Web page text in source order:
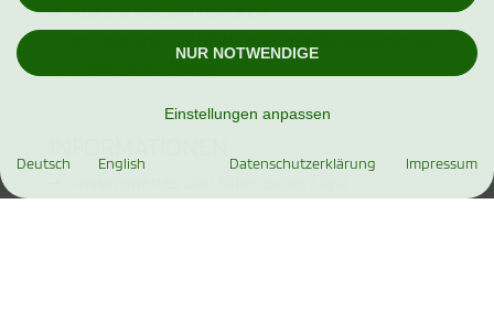
AGB und Kundeninformation
NUR NOTWENDIGE
Einstellungen anpassen
Deutsch English Datenschutzerklärung Impressum